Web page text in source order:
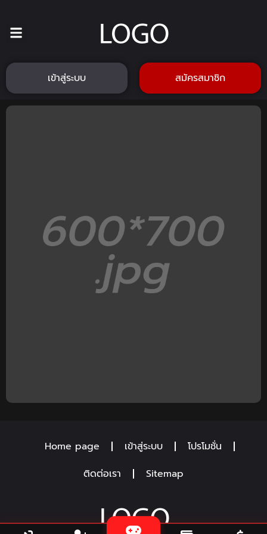
เข้าสู่ระบบ สมัครสมาชิก
Home page เข้าสู่ระบบ
โปรโมชั่น
ติดต่อเรา
Sitemap